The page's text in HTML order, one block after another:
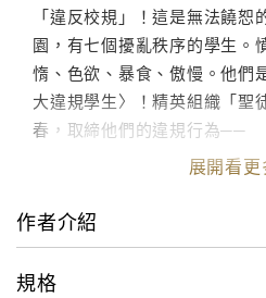
「違反校規」！這是無法饒
園，有七個擾亂秩序的學生。
惰、色欲、暴食、傲慢。他們
大違規學生〉！精英組織「聖
春，取締他們的違規行為──
展開看更
作者介紹
規格